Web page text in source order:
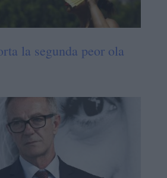
la segunda peor ola